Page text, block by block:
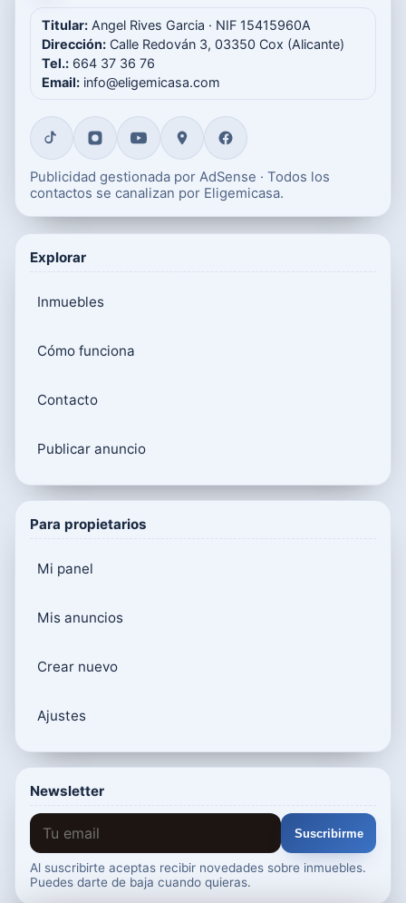
Titular: Angel Rives Garcia · NIF 15415960A
Dirección: Calle Redován 3, 03350 Cox (Alicante)
Tel.: 664 37 36 76
Email: info@eligemicasa.com
Publicidad gestionada por AdSense · Todos los
contactos se canalizan por Eligemicasa.
Explorar
Inmuebles
Cómo funciona
Contacto
Publicar anuncio
Para propietarios
Mi panel
Mis anuncios
Crear nuevo
Ajustes
Newsletter
Suscribirme
Al suscribirte aceptas recibir novedades sobre inmuebles.
Puedes darte de baja cuando quieras.